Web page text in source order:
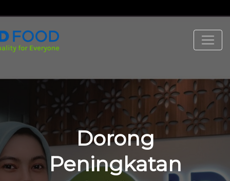
Dorong
Peningkatan